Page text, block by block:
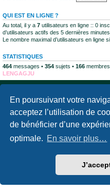
En poursuivant votre
acceptez l’utilisation de
de bénéficier d’une
optimale. En savoir plus…
QUI EST EN LIGNE ?
Au total, il y a 7 utilisateurs en ligne :: 0
d’utilisateurs actifs des 5 dernières
Le nombre maximal d’utilisateurs en ligne
STATISTIQUES
464 messages • 354 sujets • 166
LENGAGJU
Traduction